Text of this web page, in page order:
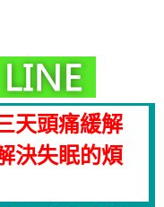
天頭痛緩解
決失眠的煩